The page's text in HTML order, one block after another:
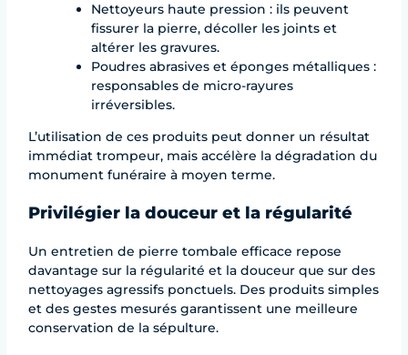
Nettoyeurs haute pression : ils peuvent
fissurer la pierre, décoller les joints et
altérer les gravures.
Poudres abrasives et éponges métalliques :
responsables de micro-rayures
irréversibles.
L’utilisation de ces produits peut donner un résultat
immédiat trompeur, mais accélère la dégradation du
monument funéraire à moyen terme.
Privilégier la douceur et la régularité
Un entretien de pierre tombale efficace repose
davantage sur la régularité et la douceur que sur des
nettoyages agressifs ponctuels. Des produits simples
et des gestes mesurés garantissent une meilleure
conservation de la sépulture.